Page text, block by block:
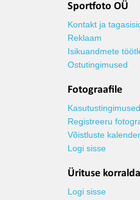
Sportfoto OÜ
Kontakt ja
Reklaam
Isikuandmete
Ostutingimused
Fotograafile
Kasutustingimused
Registreeru
Võistluste kalender
Logi sisse
Ürituse
Logi sisse